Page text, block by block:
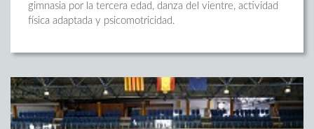
gimnasia por la tercera edad, danza del vientre, actividad
física adaptada y psicomotricidad.